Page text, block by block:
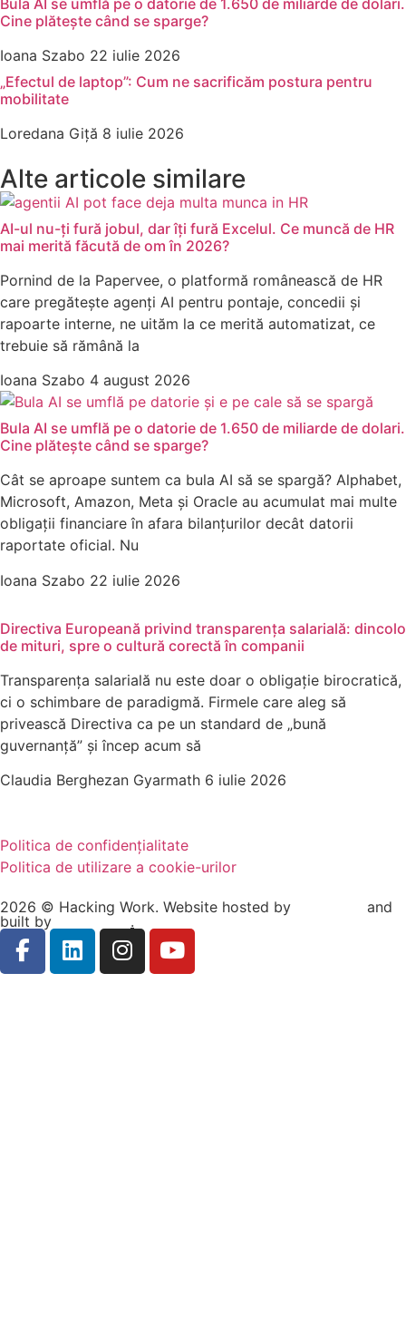
Cine plătește când se sparge?
Ioana Szabo 22 iulie 2026
„Efectul de laptop”: Cum ne sacrificăm postura pentru
mobilitate
Loredana Giță 8 iulie 2026
Alte articole similare
AI-ul nu-ți fură jobul, dar îți fură Excelul. Ce muncă de HR
mai merită făcută de om în 2026?
Pornind de la Papervee, o platformă românească de HR
care pregătește agenți AI pentru pontaje, concedii și
rapoarte interne, ne uităm la ce merită automatizat, ce
trebuie să rămână la
Ioana Szabo 4 august 2026
Bula AI se umflă pe o datorie de 1.650 de miliarde de dolari.
Cine plătește când se sparge?
Cât se aproape suntem ca bula AI să se spargă? Alphabet,
Microsoft, Amazon, Meta și Oracle au acumulat mai multe
obligații financiare în afara bilanțurilor decât datorii
raportate oficial. Nu
Ioana Szabo 22 iulie 2026
Directiva Europeană privind transparența salarială: dincolo
de mituri, spre o cultură corectă în companii
Transparența salarială nu este doar o obligație birocratică,
ci o schimbare de paradigmă. Firmele care aleg să
privească Directiva ca pe un standard de „bună
guvernanță” și încep acum să
Claudia Berghezan Gyarmath 6 iulie 2026
Politica de confidențialitate
Politica de utilizare a cookie-urilor
2026 © Hacking Work. Website hosted by
and
built by
Ionuț Sabo .